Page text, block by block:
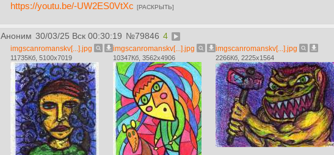
https://youtu.be/-UW2ES0VtXc [РАСКРЫТЬ]
Аноним 30/03/25 Вск 00:30:19 №79846 4
imgscanromanskv[...].jpg
11735Кб, 5100x7019
imgscanromanskv[...].jpg
10347Кб, 3562x4906
imgscanromanskv[...].jpg
2266Кб, 2225x1564